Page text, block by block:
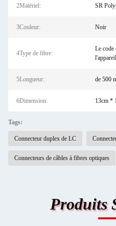
2Matériel: SR
3Couleur: Noir
4Type de fibre:
Le code
5Longueur: de 500
6Dimension: 13cm *
Tags:
Connecteur duplex de LC
Connecteurs de câbles à fibres optiques
Produits